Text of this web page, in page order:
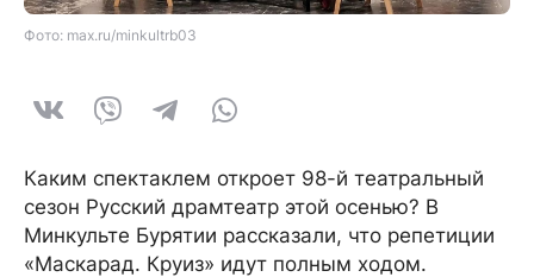
Фото: max.ru/minkultrb03
Каким спектаклем откроет 98-й театральный
сезон Русский драмтеатр этой осенью? В
Минкульте Бурятии рассказали, что репетиции
«Маскарад. Круиз» идут полным ходом.